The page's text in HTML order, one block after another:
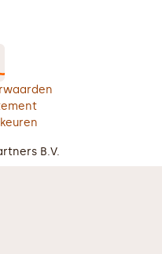
B.V.